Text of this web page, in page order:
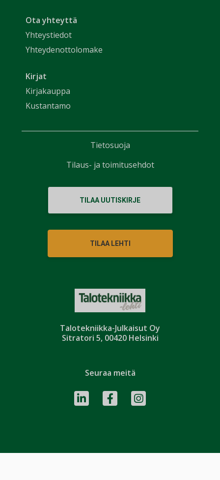
Talotekniikka-Julkaisut Oy
Sitratori 5, 00420 Helsinki
Ota yhteyttä
Yhteystiedot
Yhteydenottolomake
Kirjat
Kirjakauppa
Kustantamo
TILAA UUTISKIRJE
TILAA LEHTI
Seuraa meitä
Tietosuoja
Tilaus- ja toimitusehdot